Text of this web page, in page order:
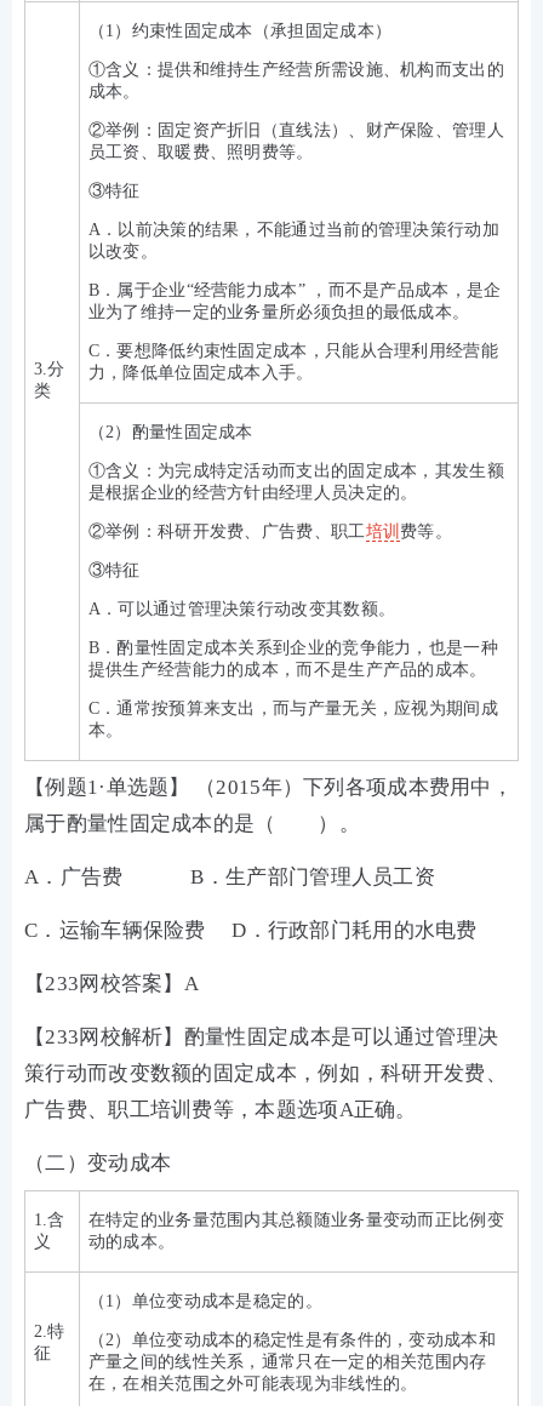
3.分
类
（1）约束性固定成本（承担固定成本）
①含义：提供和维持生产经营所需设施、机构而支出的
成本。
②举例：固定资产折旧（直线法）、财产保险、管理人
员工资、取暖费、照明费等。
③特征
A．以前决策的结果，不能通过当前的管理决策行动加
以改变。
B．属于企业“经营能力成本” ，而不是产品成本，是企
业为了维持一定的业务量所必须负担的最低成本。
C．要想降低约束性固定成本，只能从合理利用经营能
力，降低单位固定成本入手。
（2）酌量性固定成本
①含义：为完成特定活动而支出的固定成本，其发生额
是根据企业的经营方针由经理人员决定的。
②举例：科研开发费、广告费、职工培训 费等。
③特征
A．可以通过管理决策行动改变其数额。
B．酌量性固定成本关系到企业的竞争能力，也是一种
提供生产经营能力的成本，而不是生产产品的成本。
C．通常按预算来支出，而与产量无关，应视为期间成
本。
【例题1·单选题】 （2015年）下列各项成本费用中，
属于酌量性固定成本的是（ ）。
A．广告费 B．生产部门管理人员工资
C．运输车辆保险费 D．行政部门耗用的水电费
【233网校答案】A
【233网校解析】酌量性固定成本是可以通过管理决
策行动而改变数额的固定成本，例如，科研开发费、
广告费、职工培训费等，本题选项A正确。
（二）变动成本
1.含
义
在特定的业务量范围内其总额随业务量变动而正比例变
动的成本。
2.特
征
（1）单位变动成本是稳定的。
（2）单位变动成本的稳定性是有条件的，变动成本和
产量之间的线性关系，通常只在一定的相关范围内存
在，在相关范围之外可能表现为非线性的。